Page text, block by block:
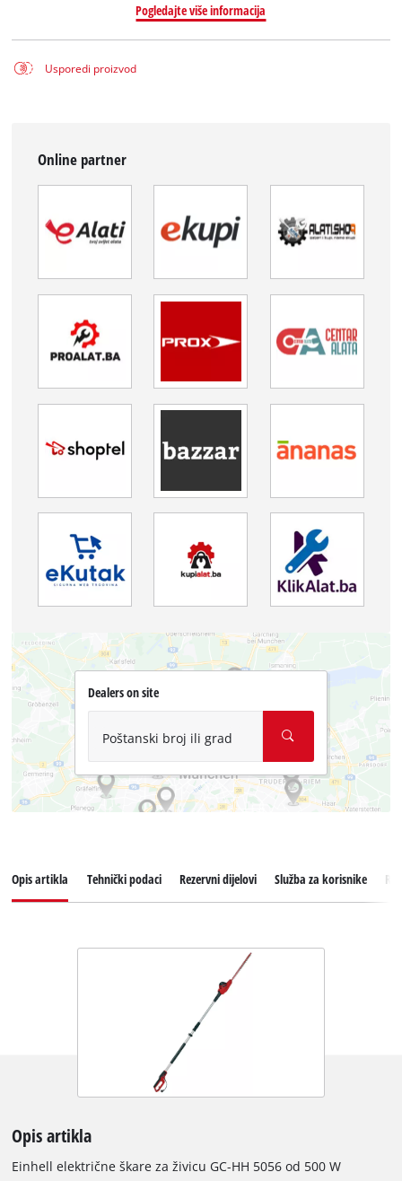
Pogledajte više informacija
Usporedi proizvod
Online partner
Dealers on site
Poštanski broj ili grad
Opis artikla Tehnički podaci Rezervni dijelovi Služba za korisnike
Opis artikla
Einhell električne škare za živicu GC-HH 5056 od 500 W